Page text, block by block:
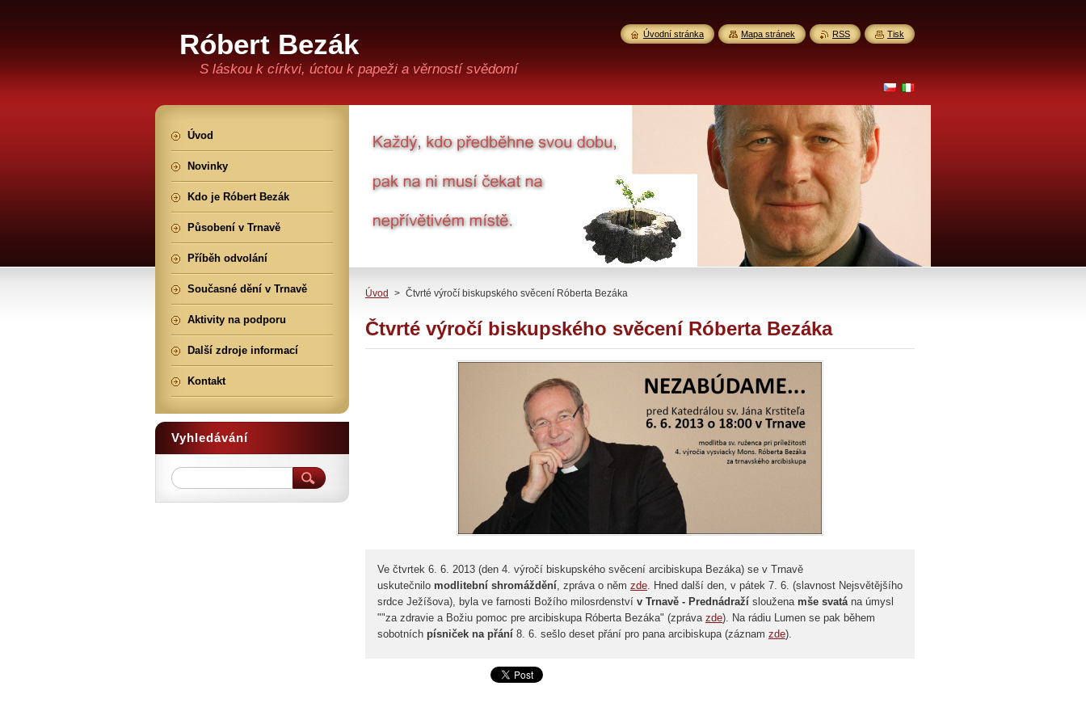
Róbert Bezák
S láskou k církvi, úctou k papeži a věrností svědomí
Úvod > Čtvrté výročí biskupského svěcení Róberta Bezáka
Čtvrté výročí biskupského svěcení Róberta Bezáka
Ve čtvrtek 6. 6. 2013 (den 4. výročí biskupského svěcení arcibiskupa Bezáka) se v Trnavě
uskutečnilo modlitební shromáždění, zpráva o něm zde. Hned další den, v pátek 7. 6. (slavnost Nejsvětějšího
srdce Ježíšova), byla ve farnosti Božího milosrdenství v Trnavě - Prednádraží sloužena mše svatána úmysl
""za zdravie a Božiu pomoc pre arcibiskupa Róberta Bezáka" (zpráva zde). Na rádiu Lumen se pak během
sobotních písniček na přání 8. 6. sešlo deset přání pro pana arcibiskupa (záznam zde).
Úvod
Novinky
Kdo je Róbert Bezák
Působení v Trnavě
Příběh odvolání
Současné dění v Trnavě
Aktivity na podporu
Další zdroje informací
Kontakt
Vyhledávání
Úvodní stránka Mapa stránek RSS Tisk